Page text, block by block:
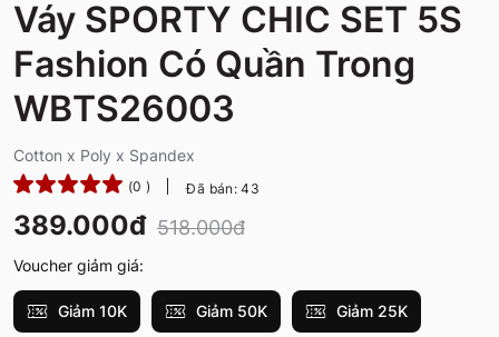
Váy SPORTY CHIC SET 5S
Fashion Có Quần Trong
WBTS26003
Cotton x Poly x Spandex
(0 ) Đã bán: 43
389.000đ 518.000đ
Voucher giảm giá:
Giảm 10K Giảm 50K Giảm 25K